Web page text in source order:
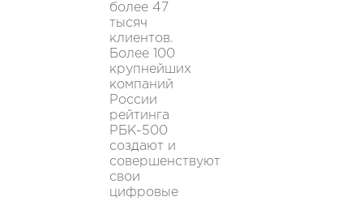
более 47
тысяч
клиентов.
Более 100
крупнейших
компаний
России
рейтинга
РБК-500
создают и
совершенствуют
свои
цифровые